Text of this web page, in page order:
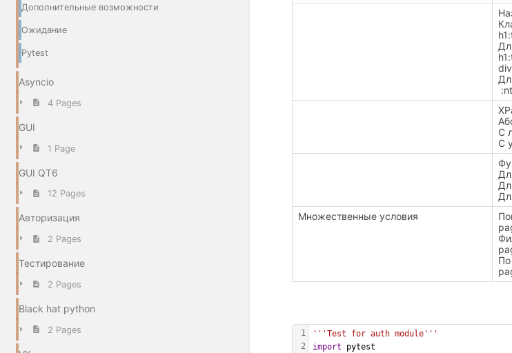
Дополнительные возможности
Ожидание
Pytest
Asyncio
4 Pages
GUI
1 Page
GUI QT6
12 Pages
Авторизация
2 Pages
Тестирование
2 Pages
Black hat python
2 Pages
С
С
Множественные условия
1
2
'''Test for auth module'''
import pytest